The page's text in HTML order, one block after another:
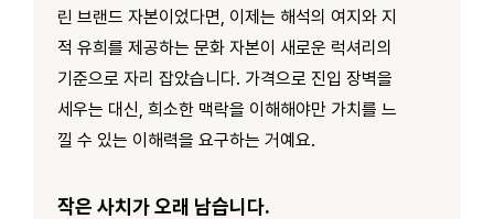
린 브랜드 자본이었다면, 이제는 해석의 여지와 지
적 유희를 제공하는 문화 자본이 새로운 럭셔리의
기준으로 자리 잡았습니다. 가격으로 진입 장벽을
세우는 대신, 희소한 맥락을 이해해야만 가치를 느
낄 수 있는 이해력을 요구하는 거예요.
작은 사치가 오래 남습니다.